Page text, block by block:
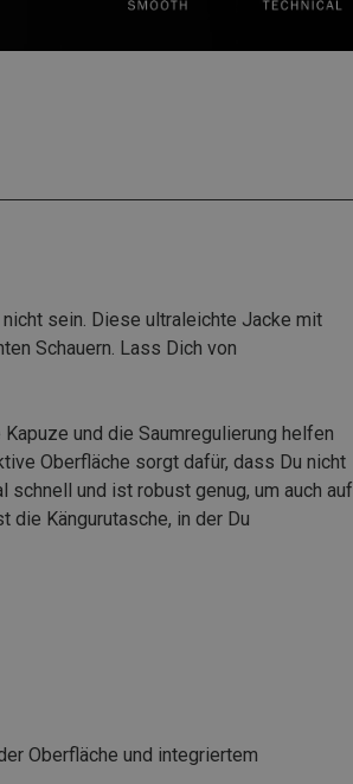
sein. Diese ultraleichte Jacke mit
Schauern. Lass Dich von
und die Saumregulierung helfen
Oberfläche sorgt dafür, dass Du nicht
und ist robust genug, um auch auf
die Kängurutasche, in der Du
Oberfläche und integriertem